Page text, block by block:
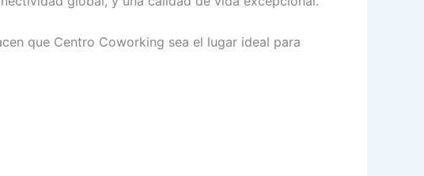
que Centro Coworking sea el lugar ideal para